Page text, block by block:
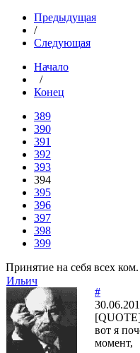
Предыдущая
/
Следующая
Начало
/
Конец
389
390
391
392
393
394
395
396
397
398
399
Принятие на себя всех ком.
Ильич
#
вот я
момент,